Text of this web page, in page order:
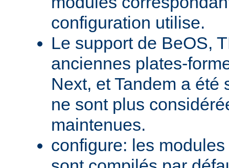
configuration utilise.
Le support de BeOS,
anciennes plates-
Next, et Tandem a été
ne sont plus
maintenues.
configure: les